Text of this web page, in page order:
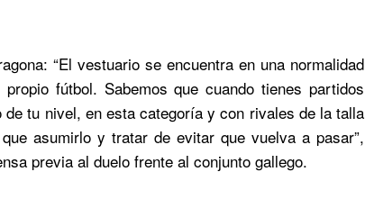
“El vestuario se encuentra en una normalidad
fútbol. Sabemos que cuando tienes partidos
tu nivel, en esta categoría y con rivales de la talla
asumirlo y tratar de evitar que vuelva a pasar”,
previa al duelo frente al conjunto gallego.